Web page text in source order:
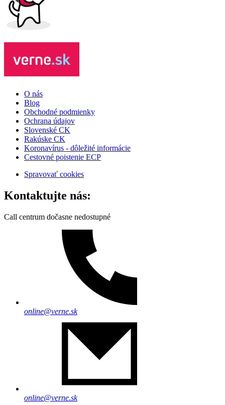
O nás
Blog
Obchodné podmienky
Ochrana údajov
Slovenské CK
Rakúske CK
Koronavírus - dôležité informácie
Cestovné poistenie ECP
Spravovať cookies
Kontaktujte nás:
Call centrum dočasne nedostupné
online@verne.sk
online@verne.sk